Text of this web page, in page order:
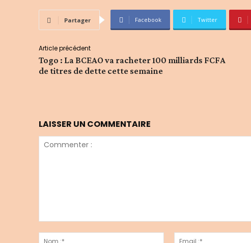
Partager Facebook Twitter
Article précédent
Togo : La BCEAO va racheter 100 milliards FCFA
de titres de dette cette semaine
LAISSER UN COMMENTAIRE